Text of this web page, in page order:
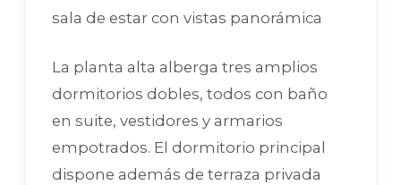
sala de estar con vistas panorámica
La planta alta alberga tres amplios
dormitorios dobles, todos con baño
en suite, vestidores y armarios
empotrados. El dormitorio principal
dispone además de terraza privada